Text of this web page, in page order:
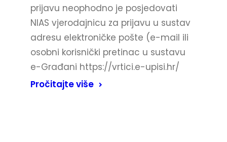
prijavu neophodno je posjedovati
NIAS vjerodajnicu za prijavu u sustav
adresu elektroničke pošte (e-mail ili
osobni korisnički pretinac u sustavu
e-Građani https://vrtici.e-upisi.hr/
Pročitajte više